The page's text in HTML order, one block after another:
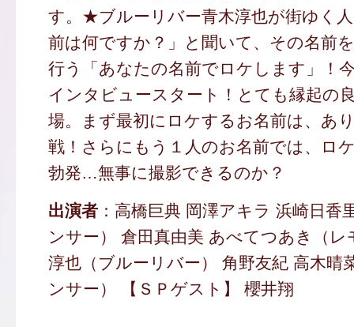
す。★ブルーリバー青木淳也が街ゆく
前は何ですか？」と聞いて、その名前
行う「あなたの名前でロケします」！
インタビュースタート！とても縁起の
場。まず最初にロケするお名前は、あ
戦！さらにもう１人のお名前では、ロ
勃発…無事に撮影できるのか？
出演者：高橋巨典 岡澤アキラ 浜崎日香
ンサー） 倉田真由美 あべてつあき（レ
淳也（ブルーリバー） 角野友紀 高木晴
ンサー） 【ＳＰゲスト】 櫻井翔